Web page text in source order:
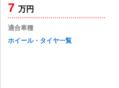
7 万円
適合車種
ホイール・タイヤ一覧